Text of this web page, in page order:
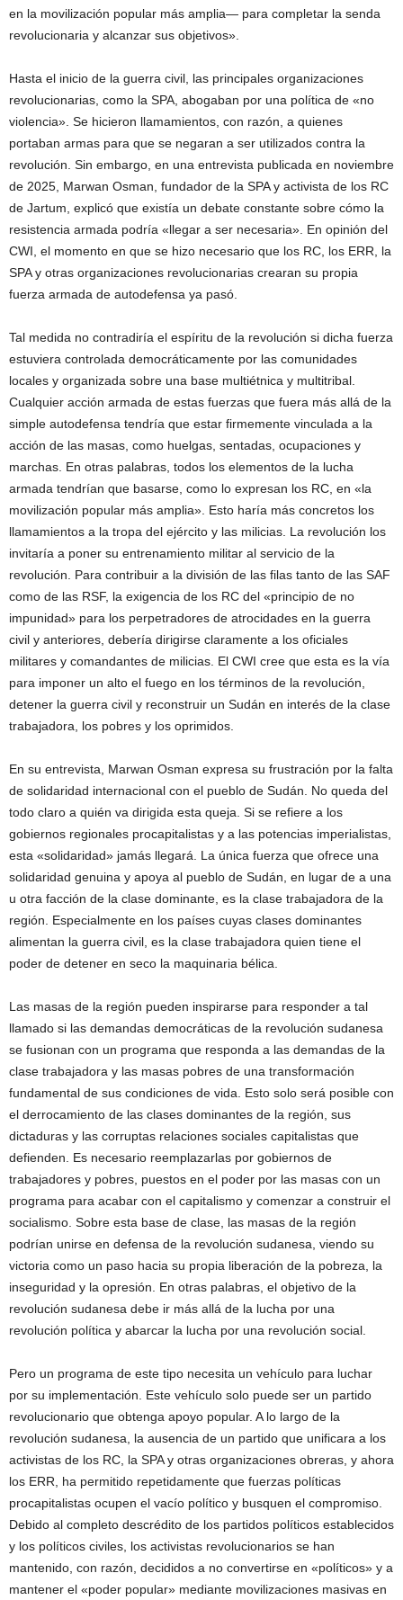
en la movilización popular más amplia— para completar la senda
revolucionaria y alcanzar sus objetivos».
Hasta el inicio de la guerra civil, las principales organizaciones
revolucionarias, como la SPA, abogaban por una política de «no
violencia». Se hicieron llamamientos, con razón, a quienes
portaban armas para que se negaran a ser utilizados contra la
revolución. Sin embargo, en una entrevista publicada en noviembre
de 2025, Marwan Osman, fundador de la SPA y activista de los RC
de Jartum, explicó que existía un debate constante sobre cómo la
resistencia armada podría «llegar a ser necesaria». En opinión del
CWI, el momento en que se hizo necesario que los RC, los ERR, la
SPA y otras organizaciones revolucionarias crearan su propia
fuerza armada de autodefensa ya pasó.
Tal medida no contradiría el espíritu de la revolución si dicha fuerza
estuviera controlada democráticamente por las comunidades
locales y organizada sobre una base multiétnica y multitribal.
Cualquier acción armada de estas fuerzas que fuera más allá de la
simple autodefensa tendría que estar firmemente vinculada a la
acción de las masas, como huelgas, sentadas, ocupaciones y
marchas. En otras palabras, todos los elementos de la lucha
armada tendrían que basarse, como lo expresan los RC, en «la
movilización popular más amplia». Esto haría más concretos los
llamamientos a la tropa del ejército y las milicias. La revolución los
invitaría a poner su entrenamiento militar al servicio de la
revolución. Para contribuir a la división de las filas tanto de las SAF
como de las RSF, la exigencia de los RC del «principio de no
impunidad» para los perpetradores de atrocidades en la guerra
civil y anteriores, debería dirigirse claramente a los oficiales
militares y comandantes de milicias. El CWI cree que esta es la vía
para imponer un alto el fuego en los términos de la revolución,
detener la guerra civil y reconstruir un Sudán en interés de la clase
trabajadora, los pobres y los oprimidos.
En su entrevista, Marwan Osman expresa su frustración por la falta
de solidaridad internacional con el pueblo de Sudán. No queda del
todo claro a quién va dirigida esta queja. Si se refiere a los
gobiernos regionales procapitalistas y a las potencias imperialistas,
esta «solidaridad» jamás llegará. La única fuerza que ofrece una
solidaridad genuina y apoya al pueblo de Sudán, en lugar de a una
u otra facción de la clase dominante, es la clase trabajadora de la
región. Especialmente en los países cuyas clases dominantes
alimentan la guerra civil, es la clase trabajadora quien tiene el
poder de detener en seco la maquinaria bélica.
Las masas de la región pueden inspirarse para responder a tal
llamado si las demandas democráticas de la revolución sudanesa
se fusionan con un programa que responda a las demandas de la
clase trabajadora y las masas pobres de una transformación
fundamental de sus condiciones de vida. Esto solo será posible con
el derrocamiento de las clases dominantes de la región, sus
dictaduras y las corruptas relaciones sociales capitalistas que
defienden. Es necesario reemplazarlas por gobiernos de
trabajadores y pobres, puestos en el poder por las masas con un
programa para acabar con el capitalismo y comenzar a construir el
socialismo. Sobre esta base de clase, las masas de la región
podrían unirse en defensa de la revolución sudanesa, viendo su
victoria como un paso hacia su propia liberación de la pobreza, la
inseguridad y la opresión. En otras palabras, el objetivo de la
revolución sudanesa debe ir más allá de la lucha por una
revolución política y abarcar la lucha por una revolución social.
Pero un programa de este tipo necesita un vehículo para luchar
por su implementación. Este vehículo solo puede ser un partido
revolucionario que obtenga apoyo popular. A lo largo de la
revolución sudanesa, la ausencia de un partido que unificara a los
activistas de los RC, la SPA y otras organizaciones obreras, y ahora
los ERR, ha permitido repetidamente que fuerzas políticas
procapitalistas ocupen el vacío político y busquen el compromiso.
Debido al completo descrédito de los partidos políticos establecidos
y los políticos civiles, los activistas revolucionarios se han
mantenido, con razón, decididos a no convertirse en «políticos» y a
mantener el «poder popular» mediante movilizaciones masivas en